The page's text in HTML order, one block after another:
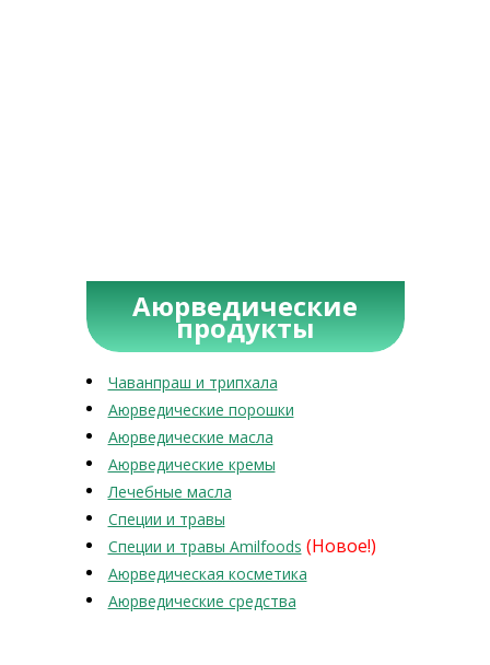
Аюрведические
продукты
Чаванпраш и трипхала
Аюрведические порошки
Аюрведические масла
Аюрведические кремы
Лечебные масла
Специи и травы
Специи и травы Amilfoods (Новое!)
Аюрведическая косметика
Аюрведические средства